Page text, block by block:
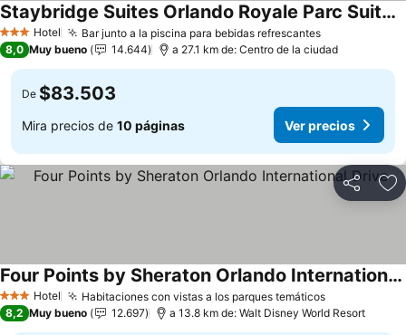
3 Estrellas
Hotel Bar junto a la piscina para bebidas refrescantesVer precios
Staybridge Suites Orlando Royale Parc Suites By Ihg
Ver precios
8,0 Muy bueno 14.644 a 27.1 km de: Centro de la ciudad
De $83.503
Mira precios de 10 páginas Ver precios
Compartir
3 Estrellas
Hotel Habitaciones con vistas a los parques temáticosVer precios
Four Points by Sheraton Orlando International Drive
Ver precios
8,2 Muy bueno 12.697 a 13.8 km de: Walt Disney World Resort